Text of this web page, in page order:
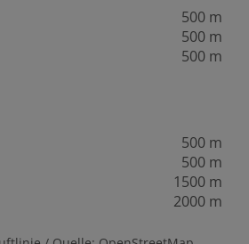
500 m
500 m
500 m
500 m
500 m
1500 m
2000 m